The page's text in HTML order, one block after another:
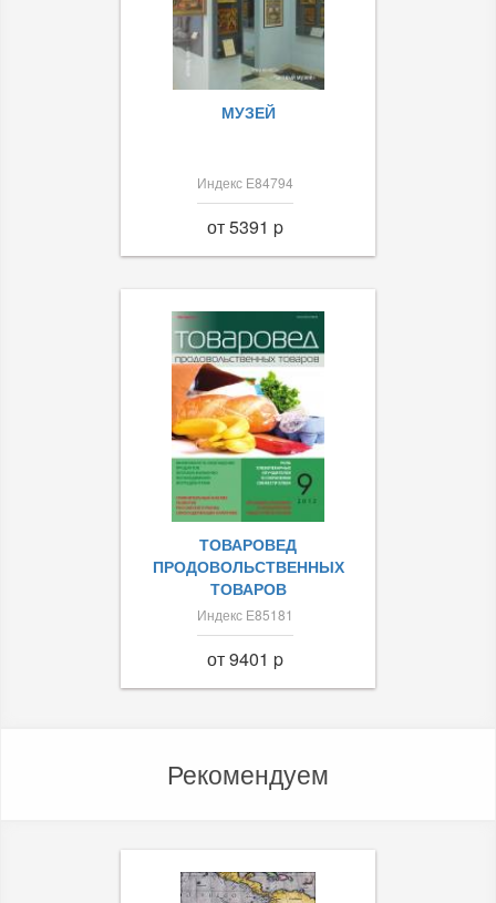
МУЗЕЙ
Индекс Е84794
от 5391 p
ТОВАРОВЕД
ПРОДОВОЛЬСТВЕННЫХ
ТОВАРОВ
Индекс Е85181
от 9401 p
Рекомендуем